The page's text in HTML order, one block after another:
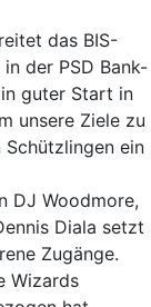
das BIS-
der PSD Bank-
guter Start in
unsere Ziele zu
ein
DJ Woodmore,
Diala setzt
Zugänge.
Wizards